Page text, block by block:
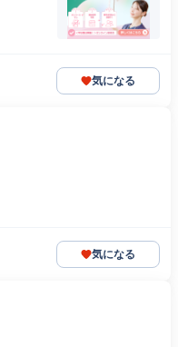
気になる
気になる